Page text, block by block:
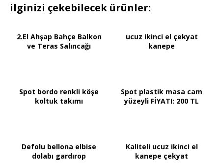
ilginizi çekebilecek ürünler:
2.El Ahşap Bahçe Balkon
ve Teras Salıncağı
ucuz ikinci el çekyat
kanepe
Spot bordo renkli köşe
koltuk takımı
Spot plastik masa cam
yüzeyli FİYATI: 200 TL
Defolu bellona elbise
dolabı gardırop
Kaliteli ucuz ikinci el
kanepe çekyat